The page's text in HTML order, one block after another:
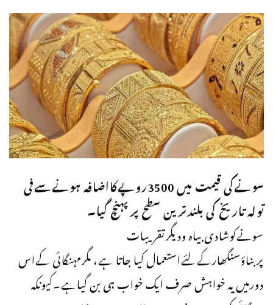
سونےکی قیمت میں 3500روپےکااضافہ ہونےسےفی
تولہ تاریخ کی بلندترین سطح پرپہنچ گیا۔
سونےکوشادی بیاہ ودیگرتقریبات
پربناؤسنگھارکےلئےاستعمال کیا جاتا ہے، مگرمہنگائی کےاس
دورمیں یہ خواہش صرف ایک خواب ہی بن گیاہے۔کیونکہ